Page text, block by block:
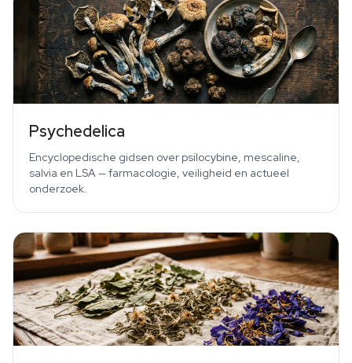
Psychedelica
Encyclopedische gidsen over psilocybine, mescaline,
salvia en LSA — farmacologie, veiligheid en actueel
onderzoek.